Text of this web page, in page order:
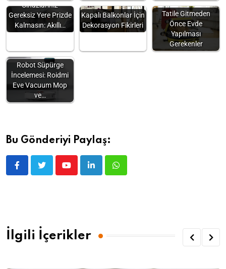
Cihazlarınız
Gereksiz Yere Prizde
Kalmasın: Akıllı…
Kapalı Balkonlar İçin
Dekorasyon Fikirleri
Tatile Gitmeden
Önce Evde
Yapılması
Gerekenler
Robot Süpürge
İncelemesi: Roidmi
Eve Vacuum Mop
ve…
Bu Gönderiyi Paylaş:
İlgili İçerikler